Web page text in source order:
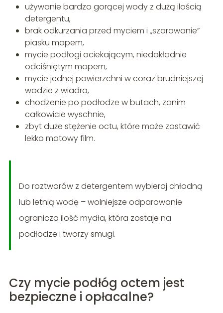
używanie bardzo gorącej wody z dużą ilością
detergentu,
brak odkurzania przed myciem i „szorowanie”
piasku mopem,
mycie podłogi ociekającym, niedokładnie
odciśniętym mopem,
mycie jednej powierzchni w coraz brudniejszej
wodzie z wiadra,
chodzenie po podłodze w butach, zanim
całkowicie wyschnie,
zbyt duże stężenie octu, które może zostawić
lekko matowy film.
Do roztworów z detergentem wybieraj chłodną
lub letnią wodę – wolniejsze odparowanie
ogranicza ilość mydła, która zostaje na
podłodze i tworzy smugi.
Czy mycie podłóg octem jest
bezpieczne i opłacalne?